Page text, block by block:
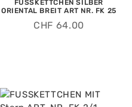
FUSSKETTCHEN SILBER
ORIENTAL BREIT ART NR. FK 25
CHF 64.00